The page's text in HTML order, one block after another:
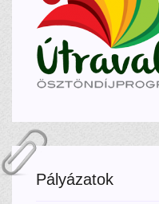
Pályázatok